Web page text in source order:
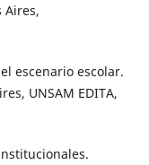
Aires,
escenario escolar.
UNSAM EDITA,